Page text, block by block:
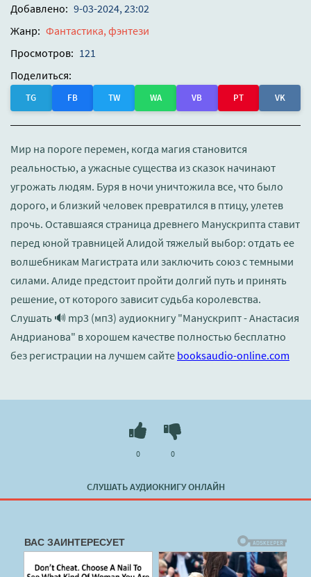
Добавлено: 9-03-2024, 23:02
Жанр: Фантастика, фэнтези
Просмотров: 121
Поделиться:
TG FB TW WA VB PT VK
Мир на пороге перемен, когда магия становится
реальностью, а ужасные существа из сказок начинают
угрожать людям. Буря в ночи уничтожила все, что было
дорого, и близкий человек превратился в птицу, улетев
прочь. Оставшаяся страница древнего Манускрипта ставит
перед юной травницей Алидой тяжелый выбор: отдать ее
волшебникам Магистрата или заключить союз с темными
силами. Алиде предстоит пройти долгий путь и принять
решение, от которого зависит судьба королевства.
Слушать 🔊 mp3 (мп3) аудиокнигу "Манускрипт - Анастасия
Андрианова" в хорошем качестве полностью бесплатно
без регистрации на лучшем сайте booksaudio-online.com
СЛУШАТЬ АУДИОКНИГУ ОНЛАЙН
0 0